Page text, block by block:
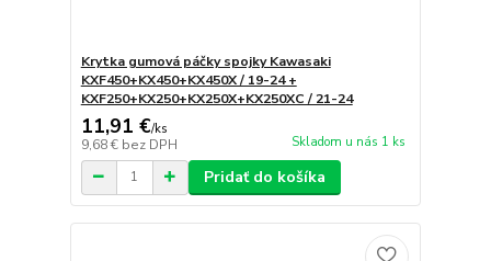
Krytka gumová páčky spojky Kawasaki
KXF450+KX450+KX450X / 19-24 +
KXF250+KX250+KX250X+KX250XC / 21-24
11,91 €/ks
9,68 € bez DPH Skladom u nás 1 ks
Pridať do košíka